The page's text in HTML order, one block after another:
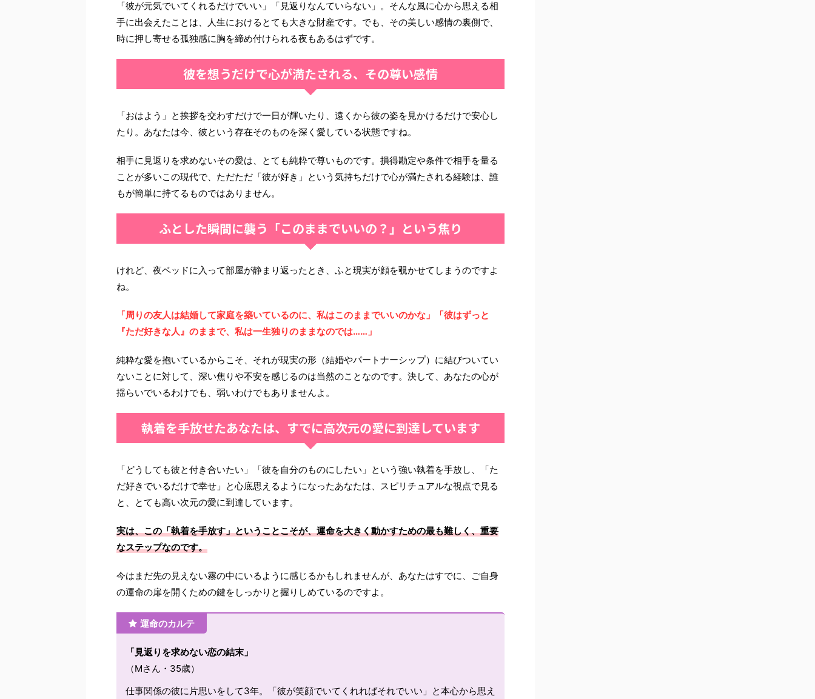
「彼が元気でいてくれるだけでいい」「見返りなんていらない」。そんな風に心から思える相
手に出会えたことは、人生におけるとても大きな財産です。でも、その美しい感情の裏側で、
時に押し寄せる孤独感に胸を締め付けられる夜もあるはずです。
彼を想うだけで心が満たされる、その尊い感情
「おはよう」と挨拶を交わすだけで一日が輝いたり、遠くから彼の姿を見かけるだけで安心し
たり。あなたは今、彼という存在そのものを深く愛している状態ですね。
相手に見返りを求めないその愛は、とても純粋で尊いものです。損得勘定や条件で相手を量る
ことが多いこの現代で、ただただ「彼が好き」という気持ちだけで心が満たされる経験は、誰
もが簡単に持てるものではありません。
ふとした瞬間に襲う「このままでいいの？」という焦り
けれど、夜ベッドに入って部屋が静まり返ったとき、ふと現実が顔を覗かせてしまうのですよ
ね。
「周りの友人は結婚して家庭を築いているのに、私はこのままでいいのかな」「彼はずっと
『ただ好きな人』のままで、私は一生独りのままなのでは……」
純粋な愛を抱いているからこそ、それが現実の形（結婚やパートナーシップ）に結びついてい
ないことに対して、深い焦りや不安を感じるのは当然のことなのです。決して、あなたの心が
揺らいでいるわけでも、弱いわけでもありませんよ。
執着を手放せたあなたは、すでに高次元の愛に到達しています
「どうしても彼と付き合いたい」「彼を自分のものにしたい」という強い執着を手放し、「た
だ好きでいるだけで幸せ」と心底思えるようになったあなたは、スピリチュアルな視点で見る
と、とても高い次元の愛に到達しています。
実は、この「執着を手放す」ということこそが、運命を大きく動かすための最も難しく、重要
なステップなのです。
今はまだ先の見えない霧の中にいるように感じるかもしれませんが、あなたはすでに、ご自身
の運命の扉を開くための鍵をしっかりと握りしめているのですよ。
運命のカルテ
「見返りを求めない恋の結末」
（Mさん・35歳）
仕事関係の彼に片思いをして3年。「彼が笑顔でいてくれればそれでいい」と本心から思え